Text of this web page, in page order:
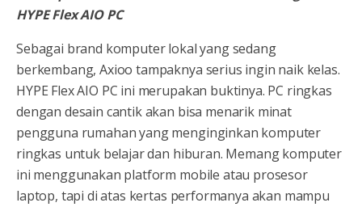
HYPE Flex AIO PC
Sebagai brand komputer lokal yang sedang
berkembang, Axioo tampaknya serius ingin naik kelas.
HYPE Flex AIO PC ini merupakan buktinya. PC ringkas
dengan desain cantik akan bisa menarik minat
pengguna rumahan yang menginginkan komputer
ringkas untuk belajar dan hiburan. Memang komputer
ini menggunakan platform mobile atau prosesor
laptop, tapi di atas kertas performanya akan mampu